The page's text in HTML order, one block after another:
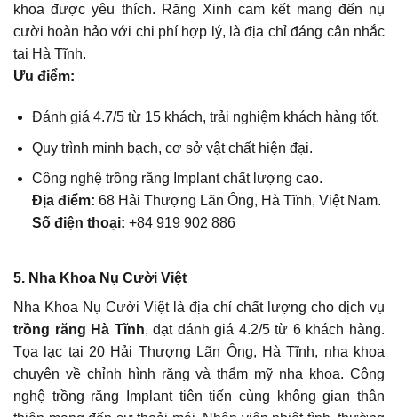
khoa được yêu thích. Răng Xinh cam kết mang đến nụ
cười hoàn hảo với chi phí hợp lý, là địa chỉ đáng cân nhắc
tại Hà Tĩnh.
Ưu điểm:
Đánh giá 4.7/5 từ 15 khách, trải nghiệm khách hàng tốt.
Quy trình minh bạch, cơ sở vật chất hiện đại.
Công nghệ trồng răng Implant chất lượng cao.
Địa điểm: 68 Hải Thượng Lãn Ông, Hà Tĩnh, Việt Nam.
Số điện thoại: +84 919 902 886
5. Nha Khoa Nụ Cười Việt
Nha Khoa Nụ Cười Việt là địa chỉ chất lượng cho dịch vụ
trồng răng Hà Tĩnh, đạt đánh giá 4.2/5 từ 6 khách hàng.
Tọa lạc tại 20 Hải Thượng Lãn Ông, Hà Tĩnh, nha khoa
chuyên về chỉnh hình răng và thẩm mỹ nha khoa. Công
nghệ trồng răng Implant tiên tiến cùng không gian thân